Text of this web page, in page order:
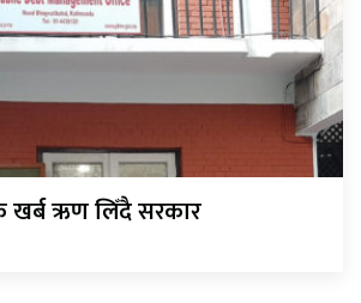
खर्ब ऋण लिँदै सरकार